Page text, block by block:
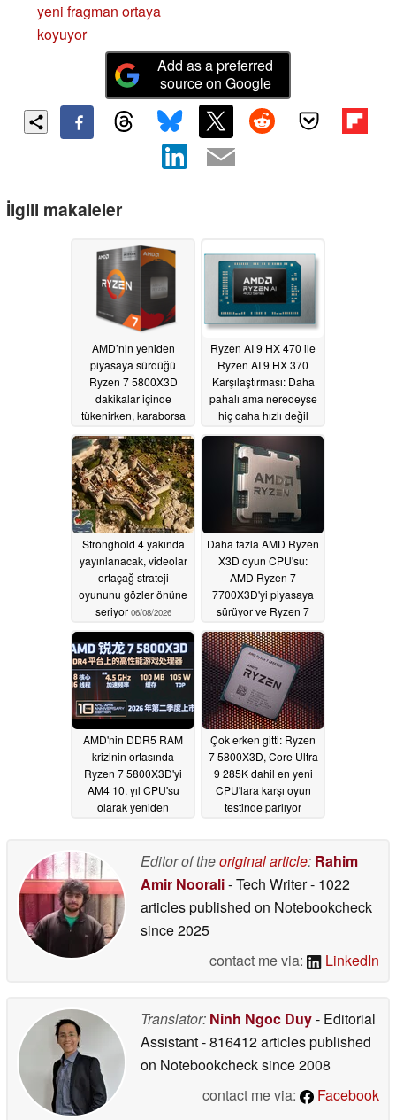
yeni fragman ortaya
koyuyor
Add as a preferred
source on Google
İlgili makaleler
AMD’nin yeniden
piyasaya sürdüğü
Ryzen 7 5800X3D
dakikalar içinde
tükenirken, karaborsa
taraf oldu06/27/2026
Ryzen AI 9 HX 470 ile
Ryzen AI 9 HX 370
Karşılaştırması: Daha
pahalı ama neredeyse
hiç daha hızlı değil
06/24/2026
Stronghold 4 yakında
yayınlanacak, videolar
ortaçağ strateji
oyununu gözler önüne
seriyor 06/08/2026
Daha fazla AMD Ryzen
X3D oyun CPU'su:
AMD Ryzen 7
7700X3D'yi piyasaya
sürüyor ve Ryzen 7
getiriyor06/01/2026
AMD'nin DDR5 RAM
krizinin ortasında
Ryzen 7 5800X3D'yi
AM4 10. yıl CPU'su
olarak yeniden
Çok erken gitti: Ryzen
7 5800X3D, Core Ultra
9 285K dahil en yeni
CPU'lara karşı oyun
testinde parlıyor
Editor of theoriginal article: Rahim
Amir Noorali- Tech Writer- 1022
articles published on Notebookcheck
since 2025
contact me via:
LinkedIn
Translator: Ninh Ngoc Duy- Editorial
Assistant- 816412 articles published
on Notebookchecksince 2008
contact me via:
Facebook